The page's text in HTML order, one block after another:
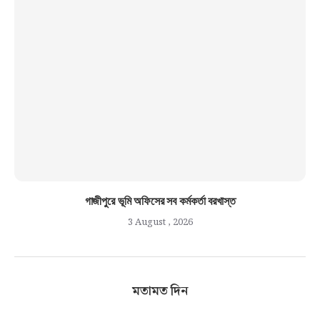
গাজীপুরে ভূমি অফিসের সব কর্মকর্তা বরখাস্ত
3 August , 2026
মতামত দিন